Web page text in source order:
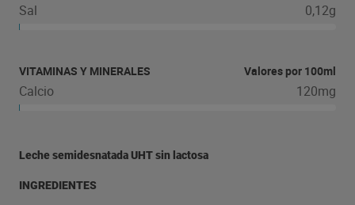
Sal 0,12g
VITAMINAS Y MINERALES Valores por 100ml
Calcio 120mg
Leche semidesnatada UHT sin lactosa
INGREDIENTES